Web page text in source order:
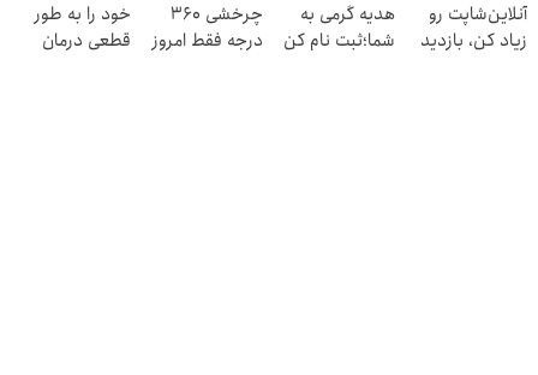
آنلاین‌شاپت رو
زیاد کن، بازدید
هدیه گرمی به
شما؛ثبت نام کن
چرخشی 360
درجه فقط امروز
خود را به طور
قطعی درمان